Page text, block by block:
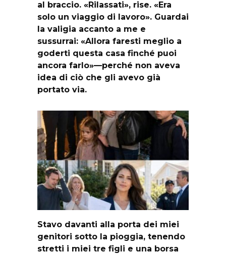
al braccio. «Rilassati», rise. «Era
solo un viaggio di lavoro». Guardai
la valigia accanto a me e
sussurrai: «Allora faresti meglio a
goderti questa casa finché puoi
ancora farlo»—perché non aveva
idea di ciò che gli avevo già
portato via.
Stavo davanti alla porta dei miei
genitori sotto la pioggia, tenendo
stretti i miei tre figli e una borsa